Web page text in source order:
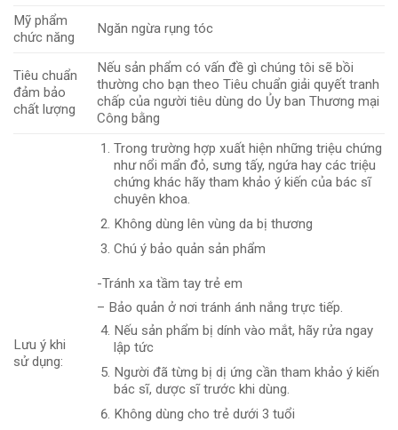
Mỹ phẩm
chức năng
Ngăn ngừa rụng tóc
Tiêu chuẩn
đảm bảo
chất lượng
Nếu sản phẩm có vấn đề gì chúng tôi sẽ bồi
thường cho bạn theo Tiêu chuẩn giải quyết tranh
chấp của người tiêu dùng do Ủy ban Thương mại
Công bằng
Lưu ý khi
sử dụng:
Trong trường hợp xuất hiện những triệu chứng
như nổi mẩn đỏ, sưng tấy, ngứa hay các triệu
chứng khác hãy tham khảo ý kiến của bác sĩ
chuyên khoa.
Không dùng lên vùng da bị thương
Chú ý bảo quản sản phẩm
-Tránh xa tầm tay trẻ em
– Bảo quản ở nơi tránh ánh nắng trực tiếp.
Nếu sản phẩm bị dính vào mắt, hãy rửa ngay
lập tức
Người đã từng bị dị ứng cần tham khảo ý kiến
bác sĩ, dược sĩ trước khi dùng.
Không dùng cho trẻ dưới 3 tuổi